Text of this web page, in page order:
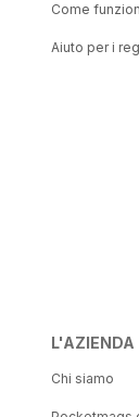
Come
Aiuto per i
L'AZIENDA
Chi siamo